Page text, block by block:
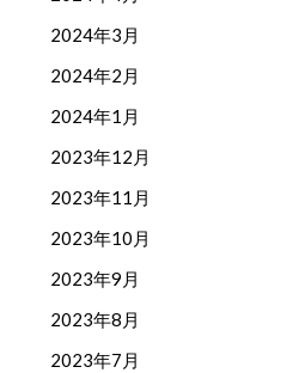
2024年3月
2024年2月
2024年1月
2023年12月
2023年11月
2023年10月
2023年9月
2023年8月
2023年7月